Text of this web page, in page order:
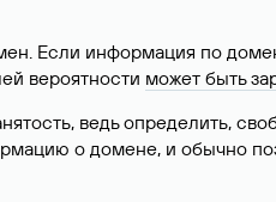
Если информация по
вероятности может быть
ведь определить,
о домене, и обычно